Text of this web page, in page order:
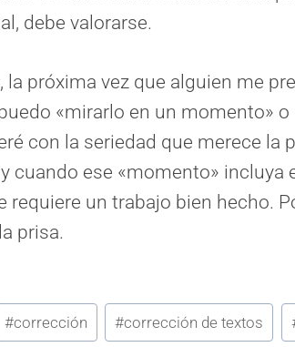
debe valorarse.
la próxima vez que alguien me
«mirarlo en un momento» o
con la seriedad que merece la
cuando ese «momento» incluya
requiere un trabajo bien hecho.
prisa.
#corrección #corrección de textos